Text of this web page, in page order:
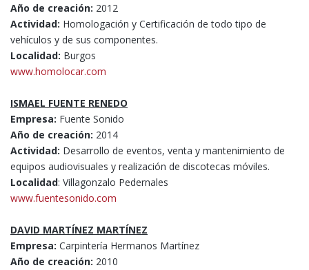
Año de creación: 2012
Actividad: Homologación y Certificación de todo tipo de
vehículos y de sus componentes.
Localidad: Burgos
www.homolocar.com
ISMAEL FUENTE RENEDO
Empresa: Fuente Sonido
Año de creación: 2014
Actividad: Desarrollo de eventos, venta y mantenimiento de
equipos audiovisuales y realización de discotecas móviles.
Localidad: Villagonzalo Pedernales
www.fuentesonido.com
DAVID MARTÍNEZ MARTÍNEZ
Empresa: Carpintería Hermanos Martínez
Año de creación: 2010